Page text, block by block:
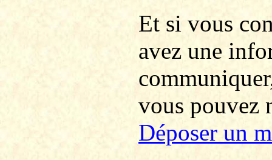
Et si vous
avez une
vous pouvez
Déposer un